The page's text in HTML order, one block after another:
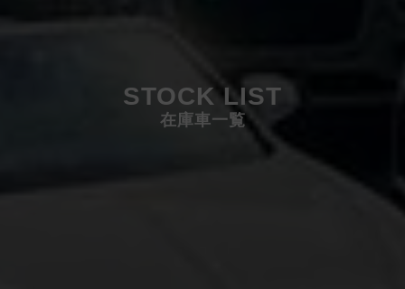
STOCK LIST
在庫車一覧